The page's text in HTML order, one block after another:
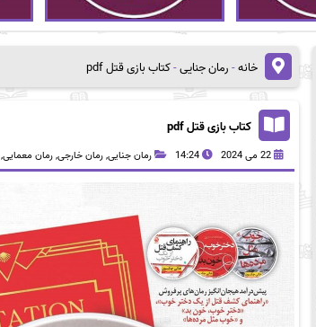
خانه-رمان جنایی-کتاب بازی قتل pdf
کتاب بازی قتل pdf
22 می 2024 14:24 رمان جنایی,رمان خارجی,رمان معمایی,